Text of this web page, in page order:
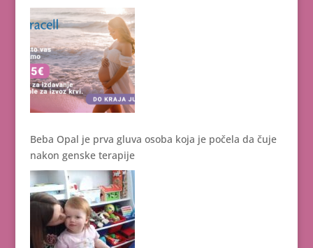
Beba Opal je prva gluva osoba koja je počela da čuje
nakon genske terapije